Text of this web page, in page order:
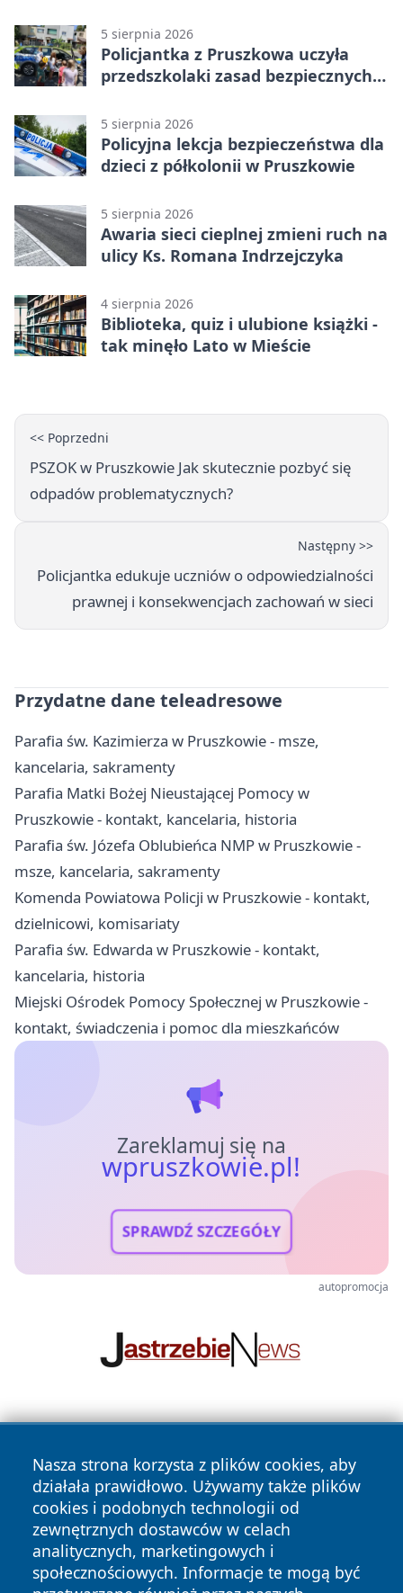
5 sierpnia 2026
Policjantka z Pruszkowa uczyła
przedszkolaki zasad bezpiecznych
5 sierpnia 2026
Policyjna lekcja bezpieczeństwa dla
dzieci z półkolonii w Pruszkowie
5 sierpnia 2026
Awaria sieci cieplnej zmieni ruch na
ulicy Ks. Romana Indrzejczyka
4 sierpnia 2026
Biblioteka, quiz i ulubione książki -
tak minęło Lato w Mieście
<< Poprzedni
PSZOK w Pruszkowie Jak skutecznie pozbyć się
odpadów problematycznych?
Następny >>
Policjantka edukuje uczniów o odpowiedzialności
prawnej i konsekwencjach zachowań w sieci
Przydatne dane teleadresowe
Parafia św. Kazimierza w Pruszkowie - msze,
kancelaria, sakramenty
Parafia Matki Bożej Nieustającej Pomocy w
Pruszkowie - kontakt, kancelaria, historia
Parafia św. Józefa Oblubieńca NMP w Pruszkowie -
msze, kancelaria, sakramenty
Komenda Powiatowa Policji w Pruszkowie - kontakt,
dzielnicowi, komisariaty
Parafia św. Edwarda w Pruszkowie - kontakt,
kancelaria, historia
Miejski Ośrodek Pomocy Społecznej w Pruszkowie -
kontakt, świadczenia i pomoc dla mieszkańców
Zareklamuj się na
wpruszkowie.pl!
SPRAWDŹ SZCZEGÓŁY
autopromocja
Nasza strona korzysta z plików cookies, aby
działała prawidłowo. Używamy także plików
cookies i podobnych technologii od
zewnętrznych dostawców w celach
analitycznych, marketingowych i
społecznościowych. Informacje te mogą być
Copyright © 2026 wpruszkowie.pl Wszystkie prawa
zastrzeżone.